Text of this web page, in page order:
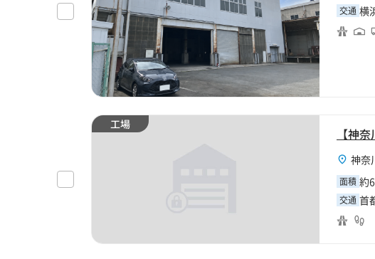
交通 横
工場
神奈
面積 約
交通 首